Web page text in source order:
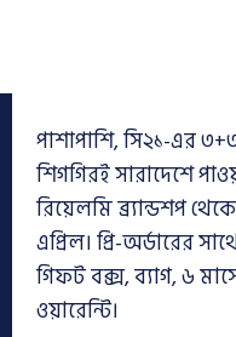
পাশাপাশি, সি২১-এর
শিগগিরই সারাদেশে
রিয়েলমি ব্র্যান্ডশপ
এপ্রিল। প্রি-অর্ডারের
গিফট বক্স, ব্যাগ, ৬
ওয়ারেন্টি।